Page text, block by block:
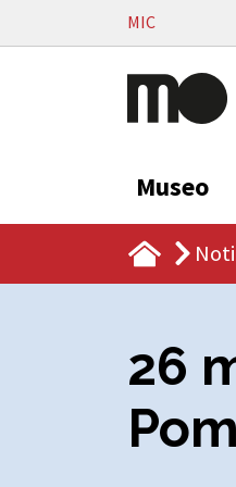
Vai al contenutoMIC
Museo
26